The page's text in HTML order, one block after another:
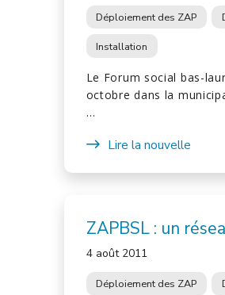
Déploiement des ZAP
Installation
Le Forum social bas-
octobre dans la
…
Lire la nouvelle
ZAPBSL : un
4 août 2011
Déploiement des ZAP